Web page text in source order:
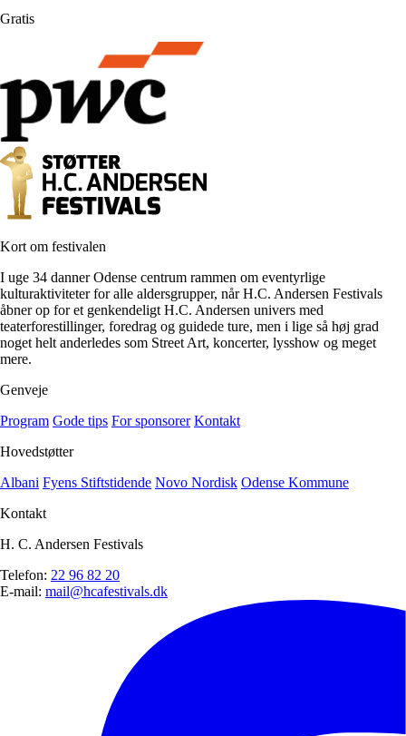
Gratis
Kort om festivalen
I uge 34 danner Odense centrum rammen om eventyrlige
kulturaktiviteter for alle aldersgrupper, når H.C. Andersen Festivals
åbner op for et genkendeligt H.C. Andersen univers med
teaterforestillinger, foredrag og guidede ture, men i lige så høj grad
noget helt anderledes som Street Art, koncerter, lysshow og meget
mere.
Genveje
Program Gode tips For sponsorer Kontakt
Hovedstøtter
Albani Fyens Stiftstidende Novo Nordisk Odense Kommune
Kontakt
H. C. Andersen Festivals
Telefon: 22 96 82 20
E-mail: mail@hcafestivals.dk